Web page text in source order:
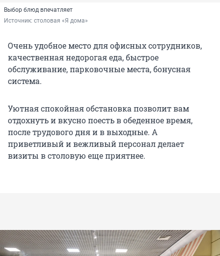
Выбор блюд впечатляет
Источник: столовая «Я дома»
Очень удобное место для офисных сотрудников,
качественная недорогая еда, быстрое
обслуживание, парковочные места, бонусная
система.
Уютная спокойная обстановка позволит вам
отдохнуть и вкусно поесть в обеденное время,
после трудового дня и в выходные. А
приветливый и вежливый персонал делает
визиты в столовую еще приятнее.